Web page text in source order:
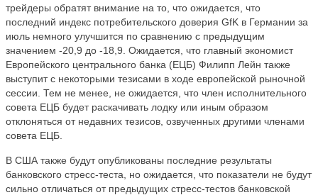
трейдеры обратят внимание на то, что ожидается, что
последний индекс потребительского доверия GfK в Германии за
июль немного улучшится по сравнению с предыдущим
значением -20,9 до -18,9. Ожидается, что главный экономист
Европейского центрального банка (ЕЦБ) Филипп Лейн также
выступит с некоторыми тезисами в ходе европейской рыночной
сессии. Тем не менее, не ожидается, что член исполнительного
совета ЕЦБ будет раскачивать лодку или иным образом
отклоняться от недавних тезисов, озвученных другими членами
совета ЕЦБ.
В США также будут опубликованы последние результаты
банковского стресс-теста, но ожидается, что показатели не будут
сильно отличаться от предыдущих стресс-тестов банковской